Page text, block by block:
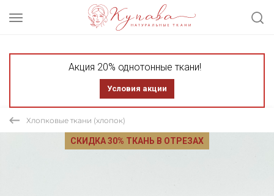
Акция 20% однотонные ткани!
Условия акции
Хлопковые ткани (хлопок)
СКИДКА 30% ТКАНЬ В ОТРЕЗАХ